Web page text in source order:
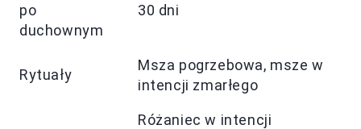
po
duchownym
30 dni
Rytuały
Msza pogrzebowa, msze w
intencji zmarłego
Różaniec w intencji